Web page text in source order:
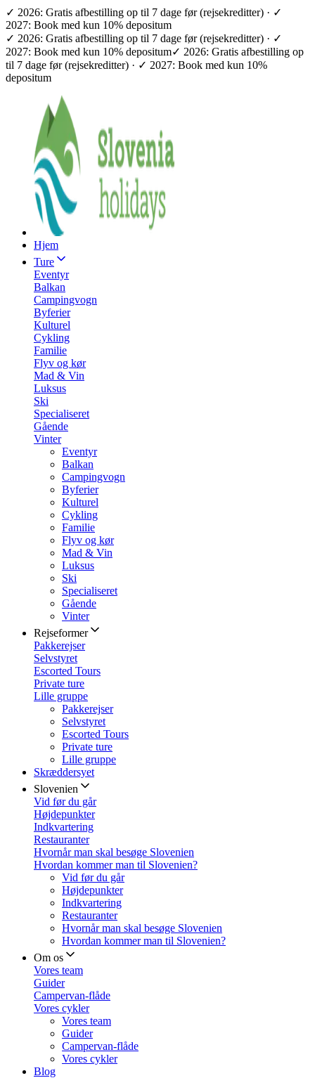
✓ 2026: Gratis afbestilling op til 7 dage før (rejsekreditter) · ✓
2027: Book med kun 10% depositum
✓ 2026: Gratis afbestilling op til 7 dage før (rejsekreditter) · ✓
2027: Book med kun 10% depositum✓ 2026: Gratis afbestilling op
til 7 dage før (rejsekreditter) · ✓ 2027: Book med kun 10%
depositum
Hjem
Ture
Eventyr
Balkan
Campingvogn
Byferier
Kulturel
Cykling
Familie
Flyv og kør
Mad & Vin
Luksus
Ski
Specialiseret
Gående
Vinter
Eventyr
Balkan
Campingvogn
Byferier
Kulturel
Cykling
Familie
Flyv og kør
Mad & Vin
Luksus
Ski
Specialiseret
Gående
Vinter
Rejseformer
Pakkerejser
Selvstyret
Escorted Tours
Private ture
Lille gruppe
Pakkerejser
Selvstyret
Escorted Tours
Private ture
Lille gruppe
Skræddersyet
Slovenien
Vid før du går
Højdepunkter
Indkvartering
Restauranter
Hvornår man skal besøge Slovenien
Hvordan kommer man til Slovenien?
Vid før du går
Højdepunkter
Indkvartering
Restauranter
Hvornår man skal besøge Slovenien
Hvordan kommer man til Slovenien?
Om os
Vores team
Guider
Campervan-flåde
Vores cykler
Vores team
Guider
Campervan-flåde
Vores cykler
Blog